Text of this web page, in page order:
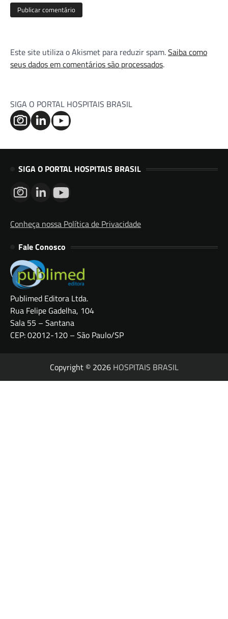
Este site utiliza o Akismet para reduzir spam.Saiba como
seus dados em comentários são processados.
SIGA O PORTAL HOSPITAIS BRASIL
SIGA O PORTAL HOSPITAIS BRASIL
Conheça nossa Política de Privacidade
Fale Conosco
Publimed Editora Ltda.
Rua Felipe Gadelha, 104
Sala 55 – Santana
CEP: 02012-120 – São Paulo/SP
Copyright © 2026 HOSPITAIS BRASIL